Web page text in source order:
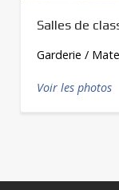
Cantine
Cantine /
Voir les photos